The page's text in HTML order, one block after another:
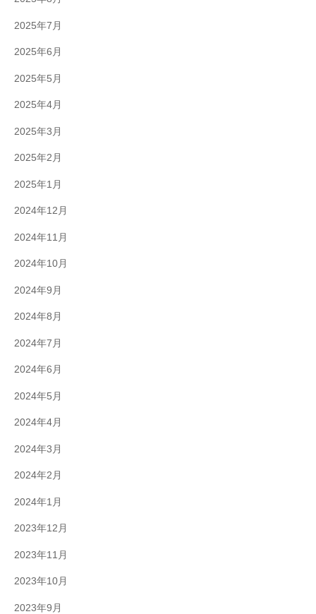
2025年7月
2025年6月
2025年5月
2025年4月
2025年3月
2025年2月
2025年1月
2024年12月
2024年11月
2024年10月
2024年9月
2024年8月
2024年7月
2024年6月
2024年5月
2024年4月
2024年3月
2024年2月
2024年1月
2023年12月
2023年11月
2023年10月
2023年9月